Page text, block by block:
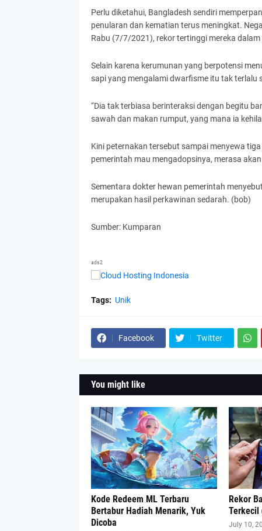
Perlu diketahui, Bangladesh sendiri
penularan dan kematian terus meningkat.
Rabu (7/7/2021), rekor tertinggi mereka dalam
Selain karena kerumunan yang berpotensi
sapi yang mengalami dwarfisme itu tak terlalu
“Dia tak terbiasa berinteraksi dengan begitu
sawah dan makan rumput, yang mana ia
Kini peternakan tersebut sampai menyewa
pemerintah mau mengadopsinya, merasa
Sementara dokter hewan pemerintah
merupakan hasil perkawinan sedarah. (bob)
Sumber: Kumparan
ads2
Tags: Unik
Facebook Twitter
You might like
Kode Redeem ML Terbaru
Bertabur Hadiah Menarik, Yuk
Dicoba
Rekor
Terkecil
July 10,